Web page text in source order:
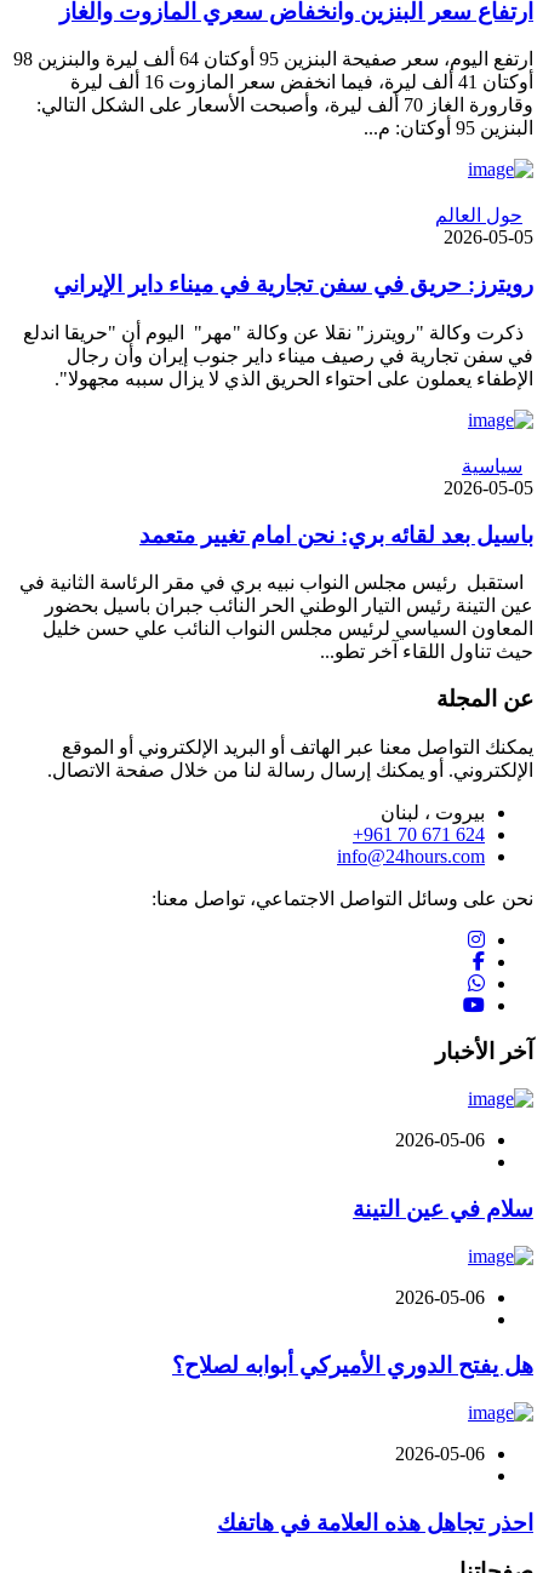
ارتفاع سعر البنزين وانخفاض سعري المازوت والغاز
ارتفع اليوم، سعر صفيحة البنزين 95 أوكتان 64 ألف ليرة والبنزين 98
أوكتان 41 ألف ليرة، فيما انخفض سعر المازوت 16 ألف ليرة
وقارورة الغاز 70 ألف ليرة، وأصبحت الأسعار على الشكل التالي:
البنزين 95 أوكتان: م...
حول العالم
2026-05-05
رويترز: حريق في سفن تجارية في ميناء داير الإيراني
ذكرت وكالة "رويترز" نقلا عن وكالة "مهر" اليوم أن "حريقا اندلع
في سفن تجارية في رصيف ميناء داير جنوب إيران وأن رجال
الإطفاء يعملون على احتواء الحريق الذي لا يزال سببه مجهولا".
سياسية
2026-05-05
باسيل بعد لقائه بري: نحن امام تغيير متعمد
استقبل رئيس مجلس النواب نبيه بري في مقر الرئاسة الثانية في
عين التينة رئيس التيار الوطني الحر النائب جبران باسيل بحضور
المعاون السياسي لرئيس مجلس النواب النائب علي حسن خليل
حيث تناول اللقاء آخر تطو...
عن المجلة
يمكنك التواصل معنا عبر الهاتف أو البريد الإلكتروني أو الموقع
الإلكتروني. أو يمكنك إرسال رسالة لنا من خلال صفحة الاتصال.
بيروت ، لبنان
+961 70 671 624
info@24hours.com
نحن على وسائل التواصل الاجتماعي، تواصل معنا:
آخر الأخبار
2026-05-06
سلام في عين التينة
2026-05-06
هل يفتح الدوري الأميركي أبوابه لصلاح؟
2026-05-06
احذر تجاهل هذه العلامة في هاتفك